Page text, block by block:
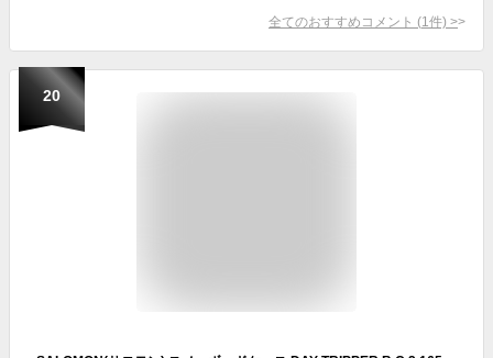
全てのおすすめコメント (1 件) >
20